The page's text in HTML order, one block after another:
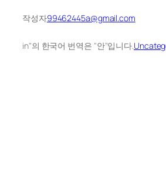
작성자99462445a@gmail.com
in"의 한국어 번역은 "안"입니다.